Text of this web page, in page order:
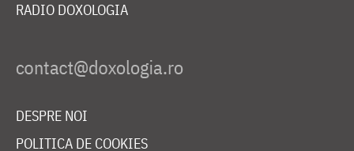
RADIO DOXOLOGIA
DESPRE NOI
POLITICA DE COOKIES